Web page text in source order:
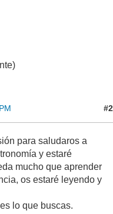
#2
para saludaros a
y estaré
mucho que aprender
os estaré leyendo y
lo que buscas.